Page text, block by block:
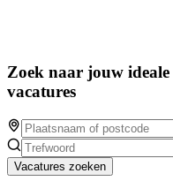
Zoek naar jouw
vacatures
Vacatures zoeken